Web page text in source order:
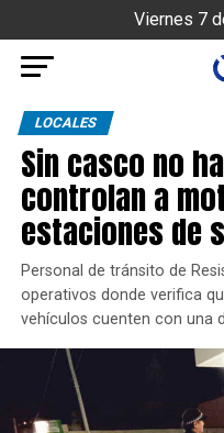
Viernes 7
LOCALES
Sin casco no
controlan a
estaciones de
Personal de tránsito de
operativos donde verifica
vehículos cuenten con una